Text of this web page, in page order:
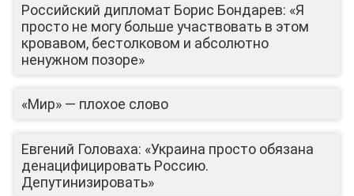
ЛИЦА КАНАЛА
Российский дипломат Борис Бондарев: «Я
просто не могу больше участвовать в этом
кровавом, бестолковом и абсолютно
ненужном позоре»
«Мир» — плохое слово
Евгений Головаха: «Украина просто обязана
денацифицировать Россию.
Депутинизировать»